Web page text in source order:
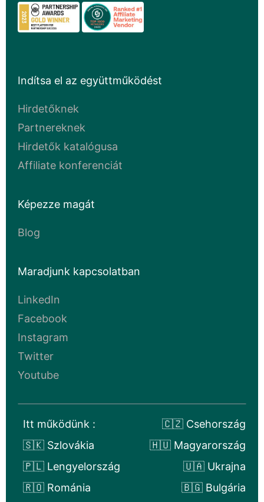
Indítsa el az együttműködést
Hirdetőknek
Partnereknek
Hirdetők katalógusa
Affiliate konferenciát
Képezze magát
Blog
Maradjunk kapcsolatban
LinkedIn
Facebook
Instagram
Twitter
Youtube
Itt működünk :
🇨🇿 Csehország
🇸🇰 Szlovákia
🇭🇺 Magyarország
🇵🇱 Lengyelország
🇺🇦 Ukrajna
🇷🇴 Románia
🇧🇬 Bulgária